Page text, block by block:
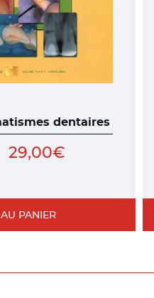
dentaires
29,00€
PANIER